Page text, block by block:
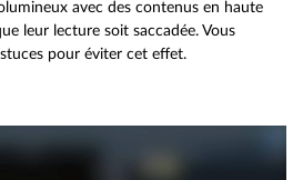
avec des contenus en haute
leur lecture soit saccadée. Vous
pour éviter cet effet.